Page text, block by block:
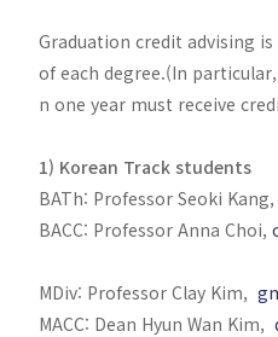
Graduation credit advising
of each degree.(In
n one year must receive
1) Korean Track students
BATh: Professor Seoki Kang,
BACC: Professor Anna Choi,
MDiv: Professor Clay Kim,
MACC: Dean Hyun Wan Kim,